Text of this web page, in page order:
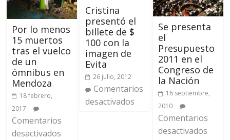
Por lo menos
15 muertos
tras el vuelco
de un
ómnibus en
Mendoza
18 febrero,
2017
Comentarios
desactivados
Cristina
presentó el
billete de $
100 con la
imagen de
Evita
26 julio, 2012
Comentarios
desactivados
Se presenta
el
Presupuesto
2011 en el
Congreso de
la Nación
16 septiembre,
2010
Comentarios
desactivados